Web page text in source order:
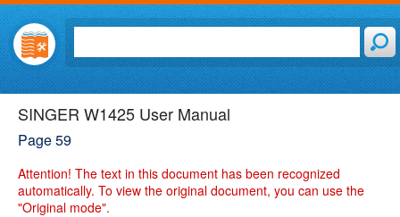
SINGER W1425 User Manual
Page 59
Attention! The text in this document has been recognized
automatically. To view the original document, you can use the
"Original mode".